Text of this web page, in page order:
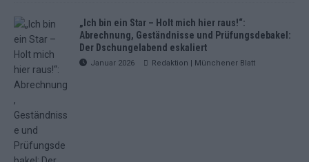
„Ich bin ein Star – Holt mich hier raus!“:
Abrechnung, Geständnisse und Prüfungsdebakel:
Der Dschungelabend eskaliert
Januar 2026 Redaktion | Münchener Blatt